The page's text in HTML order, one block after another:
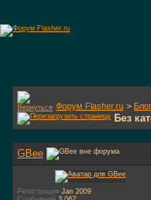
Форум Flasher.ru >
Без
GBee
Регистрация Jan 2009